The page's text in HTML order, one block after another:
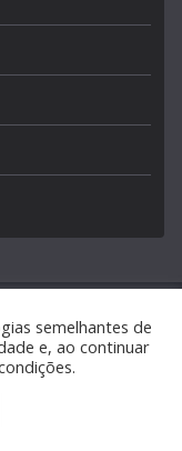
os direitos
by
semelhantes de
e, ao continuar